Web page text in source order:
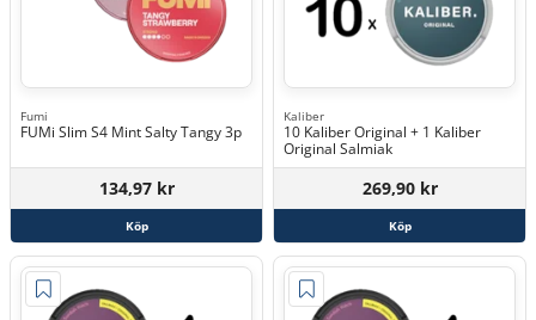
Fumi
FUMi Slim S4 Mint Salty Tangy 3p
134,97 kr
Köp
Kaliber
10 Kaliber Original + 1 Kaliber
Original Salmiak
269,90 kr
Köp